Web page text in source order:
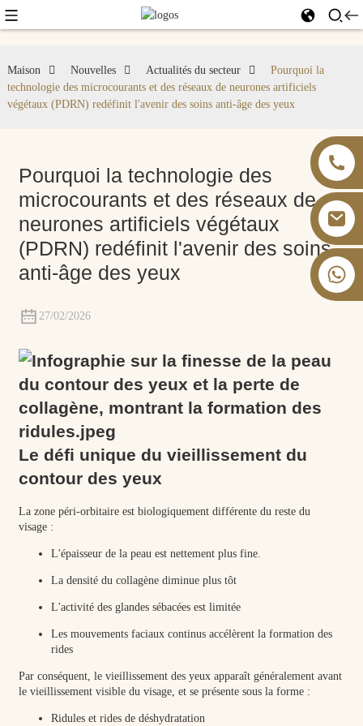
+86 13826059902
Maison Nouvelles Actualités du secteur
Pourquoi la
technologie des microcourants et des réseaux de neurones artificiels
végétaux (PDRN) redéfinit l'avenir des soins anti-âge des yeux
Pourquoi la technologie des
microcourants et des réseaux de
neurones artificiels végétaux
(PDRN) redéfinit l'avenir des soins
anti-âge des yeux
27/02/2026
Le défi unique du vieillissement du
contour des yeux
La zone péri-orbitaire est biologiquement différente du reste du
visage :
L'épaisseur de la peau est nettement plus fine.
La densité du collagène diminue plus tôt
L'activité des glandes sébacées est limitée
Les mouvements faciaux continus accélèrent la formation des
rides
Par conséquent, le vieillissement des yeux apparaît généralement avant
le vieillissement visible du visage, et se présente sous la forme :
Ridules et rides de déshydratation